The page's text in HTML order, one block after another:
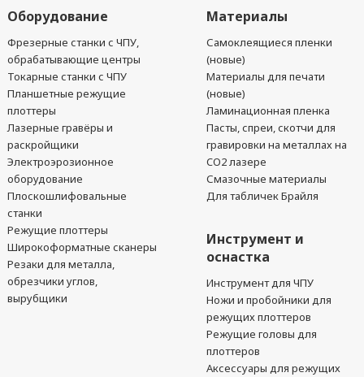
Оборудование
Фрезерные станки с ЧПУ,
обрабатывающие центры
Токарные станки с ЧПУ
Планшетные режущие
плоттеры
Лазерные гравёры и
раскройщики
Электроэрозионное
оборудование
Плоскошлифовальные
станки
Режущие плоттеры
Широкоформатные сканеры
Резаки для металла,
обрезчики углов,
вырубщики
Материалы
Самоклеящиеся пленки
(новые)
Материалы для печати
(новые)
Ламинационная пленка
Пасты, спреи, скотчи для
гравировки на металлах на
CO2 лазере
Смазочные материалы
Для табличек Брайля
Инструмент и
оснастка
Инструмент для ЧПУ
Ножи и пробойники для
режущих плоттеров
Режущие головы для
плоттеров
Аксессуары для режущих